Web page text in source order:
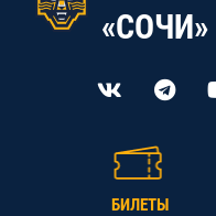
«СОЧИ»
БИЛЕТЫ